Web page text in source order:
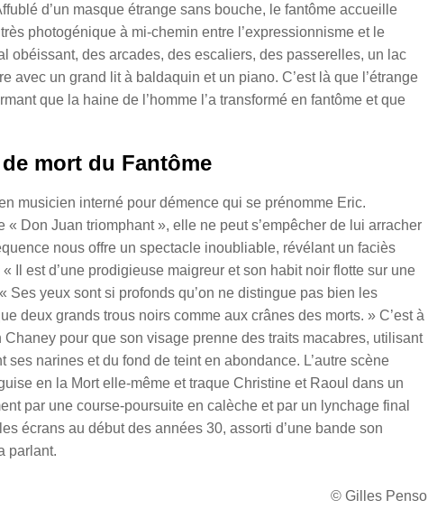
d’un masque étrange sans bouche, le fantôme accueille
photogénique à mi-chemin entre l’expressionnisme et le
obéissant, des arcades, des escaliers, des passerelles, un lac
avec un grand lit à baldaquin et un piano. C’est là que l’étrange
que la haine de l’homme l’a transformé en fantôme et que
mort du Fantôme
musicien interné pour démence qui se prénomme Eric.
« Don Juan triomphant », elle ne peut s’empêcher de lui arracher
nous offre un spectacle inoubliable, révélant un faciès
Il est d’une prodigieuse maigreur et son habit noir flotte sur une
Ses yeux sont si profonds qu’on ne distingue pas bien les
deux grands trous noirs comme aux crânes des morts. » C’est à
pour que son visage prenne des traits macabres, utilisant
ses narines et du fond de teint en abondance. L’autre scène
en la Mort elle-même et traque Christine et Raoul dans un
par une course-poursuite en calèche et par un lynchage final
écrans au début des années 30, assorti d’une bande son
parlant.
© Gilles Penso